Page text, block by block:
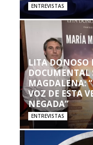
ENTREVISTAS
LITA DONOSO
DOCUMENTAL
MAGDALENA:
VOZ DE ESTA
NEGADA”
ENTREVISTAS